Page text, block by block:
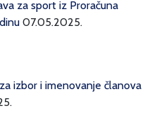
za sport iz Proračuna
07.05.2025.
izbor i imenovanje članova